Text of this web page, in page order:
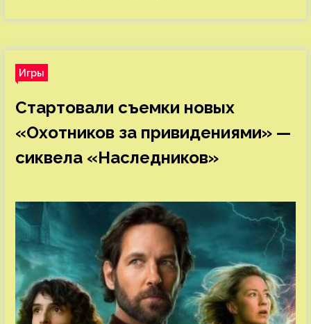
Игры
Стартовали съемки новых
«Охотников за привидениями» —
сиквела «Наследников»